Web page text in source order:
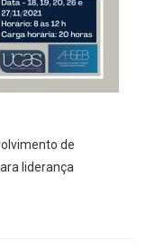
de
liderança